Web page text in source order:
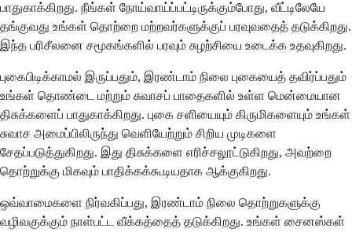
பாதுகாக்கிறது. நீங்கள் நோய்வாய்ப்பட்டிருக்கும்போது, வீட்டிலேயே
தங்குவது உங்கள் தொற்றை மற்றவர்களுக்குப் பரவுவதைத் தடுக்கிறது.
இந்த பரிசீலனை சமூகங்களில் பரவும் சுழற்சியை உடைக்க உதவுகிறது.
புகைபிடிக்காமல் இருப்பதும், இரண்டாம் நிலை புகையைத் தவிர்ப்பதும்
உங்கள் தொண்டை மற்றும் சுவாசப் பாதைகளில் உள்ள மென்மையான
திசுக்களைப் பாதுகாக்கிறது. புகை சளியையும் கிருமிகளையும் உங்கள்
சுவாச அமைப்பிலிருந்து வெளியேற்றும் சிறிய முடிகளை
சேதப்படுத்துகிறது. இது திசுக்களை எரிச்சலூட்டுகிறது, அவற்றை
தொற்றுக்கு மிகவும் பாதிக்கக்கூடியதாக ஆக்குகிறது.
ஒவ்வாமைகளை நிர்வகிப்பது, இரண்டாம் நிலை தொற்றுகளுக்கு
வழிவகுக்கும் நாள்பட்ட வீக்கத்தைத் தடுக்கிறது. உங்கள் சைனஸ்கள்